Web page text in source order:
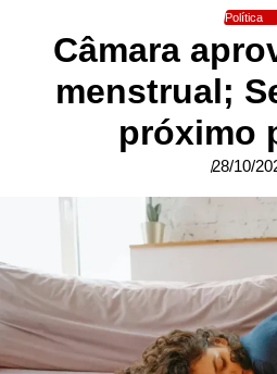
Política
Câmara
menstrual;
próximo
28/10/